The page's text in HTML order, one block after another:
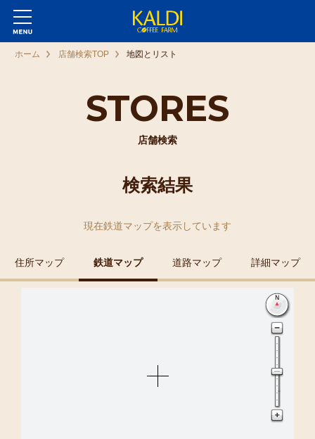
STORES
店舗検索
ホーム 店舗検索TOP 地図とリスト
検索結果
現在鉄道マップを表示しています
住所マップ 鉄道マップ 道路マップ 詳細マップ